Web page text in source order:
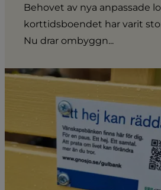
Behovet av nya anpassade
korttidsboendet har varit
Nu drar ombyggn...